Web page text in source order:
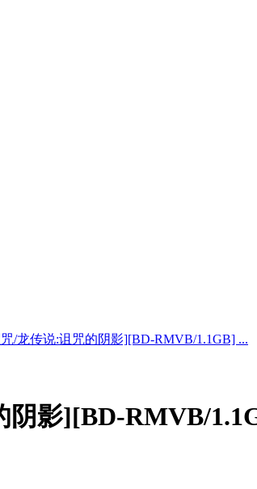
/龙传说:诅咒的阴影][BD-RMVB/1.1GB] ...
影][BD-RMVB/